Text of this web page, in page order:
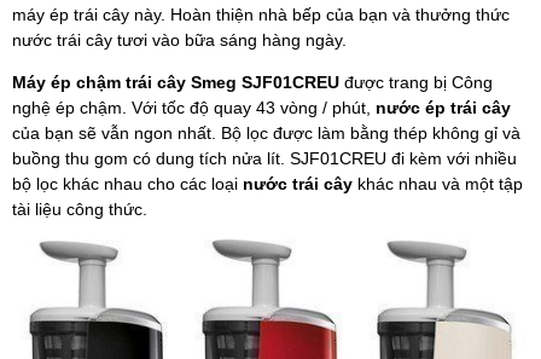
máy ép trái cây này. Hoàn thiện nhà bếp của bạn và thưởng thức
nước trái cây tươi vào bữa sáng hàng ngày.
Máy ép chậm trái cây Smeg SJF01CREU được trang bị Công
nghệ ép chậm. Với tốc độ quay 43 vòng / phút, nước ép trái cây
của bạn sẽ vẫn ngon nhất. Bộ lọc được làm bằng thép không gỉ và
buồng thu gom có dung tích nửa lít. SJF01CREU đi kèm với nhiều
bộ lọc khác nhau cho các loại nước trái cây khác nhau và một tập
tài liệu công thức.